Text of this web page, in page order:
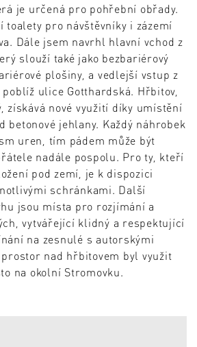
je určená pro pohřební obřady.
toalety pro návštěvníky i zázemí
Dále jsem navrhl hlavní vchod z
slouží také jako bezbariérový
plošiny, a vedlejší vstup z
ulice Gotthardská. Hřbitov,
získává nové využití díky umístění
betonové jehlany. Každý náhrobek
uren, tím pádem může být
nadále pospolu. Pro ty, kteří
pod zemí, je k dispozici
schránkami. Další
jsou místa pro rozjímání a
vytvářející klidný a respektující
na zesnulé s autorskými
nad hřbitovem byl využit
na okolní Stromovku.